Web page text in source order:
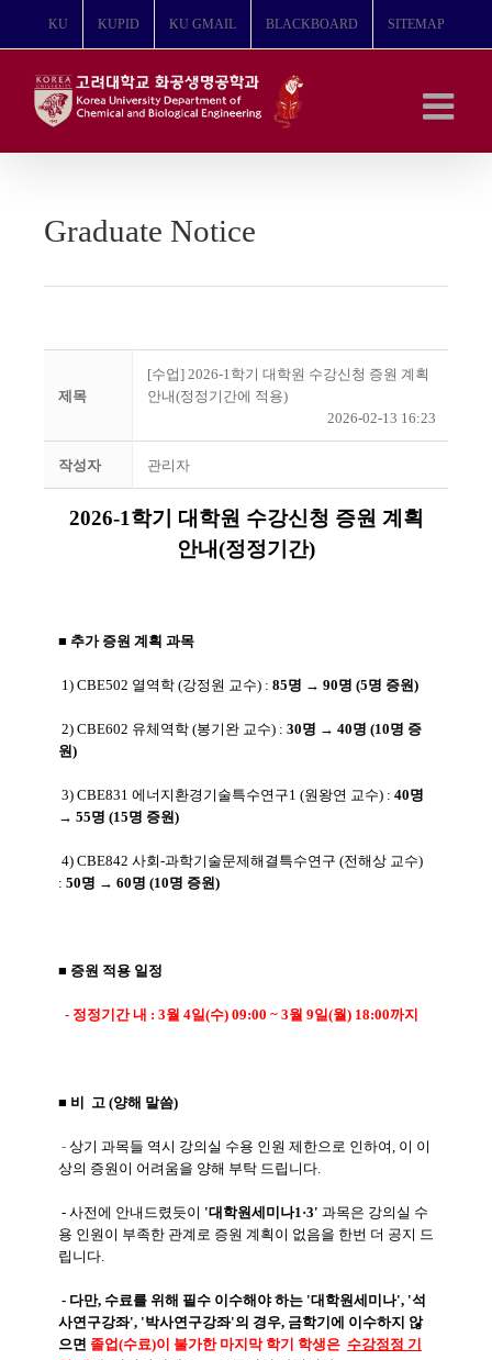
뛰
KU KUPID KU GMAIL BLACKBOARD SITEMAP
Graduate Notice
제목
[수업] 2026-1학기 대학원 수강신청 증원 계획
안내(정정기간에 적용)
2026-02-13 16:23
작성자 관리자
2026-1학기 대학원 수강신청 증원 계획
안내(정정기간)
■ 추가 증원 계획 과목
1) CBE502 열역학 (강정원 교수) : 85명 → 90명 (5명 증원)
2) CBE602 유체역학 (봉기완 교수) : 30명 → 40명 (10명 증
원)
3) CBE831 에너지환경기술특수연구1 (원왕연 교수) : 40명
→ 55명 (15명 증원)
4) CBE842 사회-과학기술문제해결특수연구 (전해상 교수)
: 50명 → 60명 (10명 증원)
■ 증원 적용 일정
- 정정기간 내 : 3월 4일(수) 09:00 ~ 3월 9일(월) 18:00까지
■ 비 고 (양해 말씀)
- 상기 과목들 역시 강의실 수용 인원 제한으로 인하여, 이 이
상의 증원이 어려움을 양해 부탁 드립니다.
- 사전에 안내드렸듯이 '대학원세미나1·3' 과목은 강의실 수
용 인원이 부족한 관계로 증원 계획이 없음을 한번 더 공지 드
립니다.
- 다만, 수료를 위해 필수 이수해야 하는 '대학원세미나', '석
사연구강좌', '박사연구강좌'의 경우, 금학기에 이수하지 않
으면 졸업(수료)이 불가한 마지막 학기 학생은 수강정정 기